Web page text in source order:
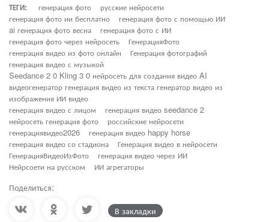
ТЕГИ:
генерация фото
русские нейросети
генерация фото ии бесплатно
генерация фото с помощью ИИ
ai генерация фото весна
генерация фото с ИИ
генерация фото через нейросеть
ГенерацияФото
генерация видео из фото онлайн
Генерация фотографий
генерация видео с музыкой
Seedance 2 0 Kling 3 0 нейросеть для создания видео AI
видеогенератор генерация видео из текста генератор видео из
изображения ИИ видео
генерация видео с лицом
генерация видео seedance 2
нейросеть генерация фото
российские нейросети
генерациявидео2026
генерация видео happy horse
генерация видео со стадиона
Генерация видео в нейросети
ГенерацияВидеоИзФото
генерация видео через ИИ
Нейрсоети на русском
ИИ агрегаторы
Поделиться:
В закладки